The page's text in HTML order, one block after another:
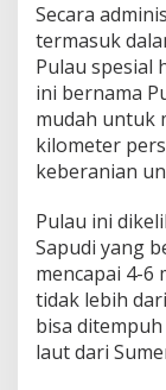
e
m
i
k
P
u
l
u
a
d
u
a
B
a
Secara
termasuk
Pulau spesial
ini bernama
mudah untuk
kilometer
keberanian
Pulau ini
Sapudi yang
mencapai 4-6
tidak lebih
bisa
laut dari